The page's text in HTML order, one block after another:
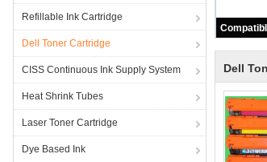
Refillable Ink Cartridge
Dell Toner Cartridge
CISS Continuous Ink Supply System
Heat Shrink Tubes
Laser Toner Cartridge
Dye Based Ink
Dell